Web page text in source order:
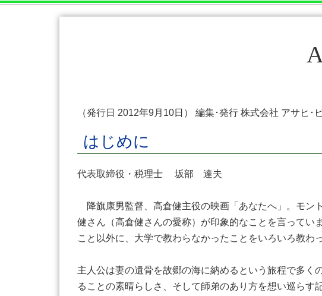
（発行日 2012年9月10日） 編集･発行 株式会社 アサヒ･
はじめに
代表取締役・税理士 坂部 達夫
降旗康男監督、高倉健主役の映画「あなたへ」。モン
健さん（高倉健さんの愛称）が印象的なことを言ってい
こと以外に、大学で教わらなかったことをいろいろ教わ
主人公は妻の遺骨を故郷の海に納めるという旅程で多
ることの素晴らしさ、そして師弟のあり方を想い巡らす